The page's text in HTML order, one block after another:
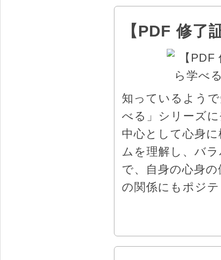
【PDF 修了
知っているよう
べる」シリーズ
中心として心身
ムを理解し、バ
で、自身の心身
の関係にもポジ